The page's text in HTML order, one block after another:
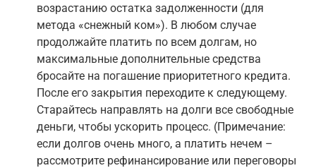
возрастанию остатка задолженности (для
метода «снежный ком»). В любом случае
продолжайте платить по всем долгам, но
максимальные дополнительные средства
бросайте на погашение приоритетного кредита.
После его закрытия переходите к следующему.
Старайтесь направлять на долги все свободные
деньги, чтобы ускорить процесс. (Примечание:
если долгов очень много, а платить нечем –
рассмотрите рефинансирование или переговоры